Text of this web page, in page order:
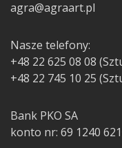
agra@agraart.pl
Nasze telefony:
+48 22 625 08 08
+48 22 745 10 25
Bank PKO SA
konto nr: 69 1240